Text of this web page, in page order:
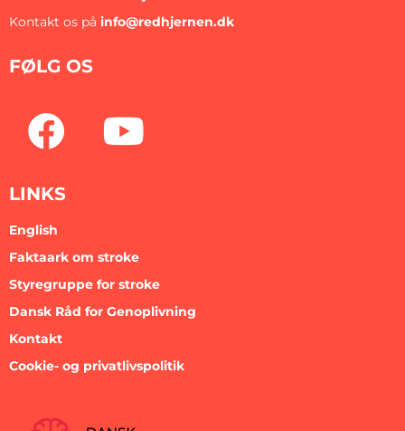
Kontakt os på info@redhjernen.dk
FØLG OS
LINKS
English
Faktaark om stroke
Styregruppe for stroke
Dansk Råd for Genoplivning
Kontakt
Cookie- og privatlivspolitik